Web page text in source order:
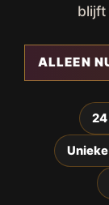
blijft
ALLEEN